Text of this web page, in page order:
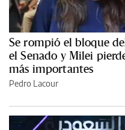
Se rompió el bloque
el Senado y Milei
más importantes
Pedro Lacour